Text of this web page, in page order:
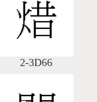
2-3D66